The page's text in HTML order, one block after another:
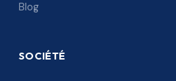
Blog
SOCIÉTÉ